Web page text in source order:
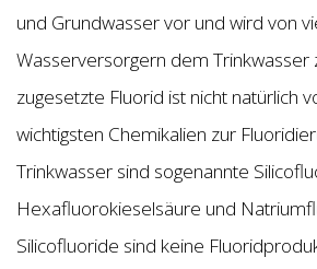
und Grundwasser vor und wird von
Wasserversorgern dem Trinkwasser
zugesetzte Fluorid ist nicht natürlich
wichtigsten Chemikalien zur
Trinkwasser sind sogenannte
Hexafluorokieselsäure und
Silicofluoride sind keine